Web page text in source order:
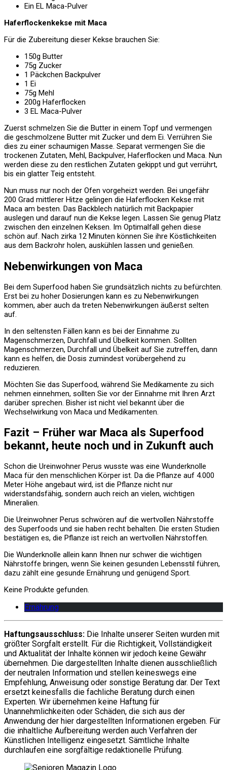
Ein EL Maca-Pulver
Haferflockenkekse mit Maca
Für die Zubereitung dieser Kekse brauchen Sie:
150g Butter
75g Zucker
1 Päckchen Backpulver
1 Ei
75g Mehl
200g Haferflocken
3 EL Maca-Pulver
Zuerst schmelzen Sie die Butter in einem Topf und vermengen
die geschmolzene Butter mit Zucker und dem Ei. Verrühren Sie
dies zu einer schaumigen Masse. Separat vermengen Sie die
trockenen Zutaten, Mehl, Backpulver, Haferflocken und Maca. Nun
werden diese zu den restlichen Zutaten gekippt und gut verrührt,
bis ein glatter Teig entsteht.
Nun muss nur noch der Ofen vorgeheizt werden. Bei ungefähr
200 Grad mittlerer Hitze gelingen die Haferflocken Kekse mit
Maca am besten. Das Backblech natürlich mit Backpapier
auslegen und darauf nun die Kekse legen. Lassen Sie genug Platz
zwischen den einzelnen Keksen. Im Optimalfall gehen diese
schön auf. Nach zirka 12 Minuten können Sie ihre Köstlichkeiten
aus dem Backrohr holen, auskühlen lassen und genießen.
Nebenwirkungen von Maca
Bei dem Superfood haben Sie grundsätzlich nichts zu befürchten.
Erst bei zu hoher Dosierungen kann es zu Nebenwirkungen
kommen, aber auch da treten Nebenwirkungen äußerst selten
auf.
In den seltensten Fällen kann es bei der Einnahme zu
Magenschmerzen, Durchfall und Übelkeit kommen. Sollten
Magenschmerzen, Durchfall und Übelkeit auf Sie zutreffen, dann
kann es helfen, die Dosis zumindest vorübergehend zu
reduzieren.
Möchten Sie das Superfood, während Sie Medikamente zu sich
nehmen einnehmen, sollten Sie vor der Einnahme mit Ihren Arzt
darüber sprechen. Bisher ist nicht viel bekannt über die
Wechselwirkung von Maca und Medikamenten.
Fazit – Früher war Maca als Superfood
bekannt, heute noch und in Zukunft auch
Schon die Ureinwohner Perus wusste was eine Wunderknolle
Maca für den menschlichen Körper ist. Da die Pflanze auf 4.000
Meter Höhe angebaut wird, ist die Pflanze nicht nur
widerstandsfähig, sondern auch reich an vielen, wichtigen
Mineralien.
Die Ureinwohner Perus schwören auf die wertvollen Nährstoffe
des Superfoods und sie haben recht behalten. Die ersten Studien
bestätigen es, die Pflanze ist reich an wertvollen Nährstoffen.
Die Wunderknolle allein kann Ihnen nur schwer die wichtigen
Nährstoffe bringen, wenn Sie keinen gesunden Lebensstil führen,
dazu zählt eine gesunde Ernährung und genügend Sport.
Keine Produkte gefunden.
Ernährung
Haftungsausschluss: Die Inhalte unserer Seiten wurden mit
größter Sorgfalt erstellt. Für die Richtigkeit, Vollständigkeit
und Aktualität der Inhalte können wir jedoch keine Gewähr
übernehmen. Die dargestellten Inhalte dienen ausschließlich
der neutralen Information und stellen keineswegs eine
Empfehlung, Anweisung oder sonstige Beratung dar. Der Text
ersetzt keinesfalls die fachliche Beratung durch einen
Experten. Wir übernehmen keine Haftung für
Unannehmlichkeiten oder Schäden, die sich aus der
Anwendung der hier dargestellten Informationen ergeben. Für
die inhaltliche Aufbereitung werden auch Verfahren der
Künstlichen Intelligenz eingesetzt. Sämtliche Inhalte
durchlaufen eine sorgfältige redaktionelle Prüfung.